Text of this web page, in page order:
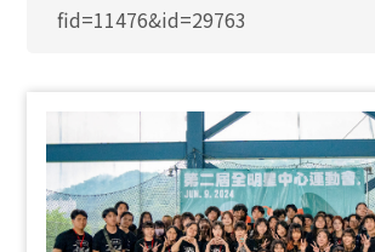
fid=11476&id=29763